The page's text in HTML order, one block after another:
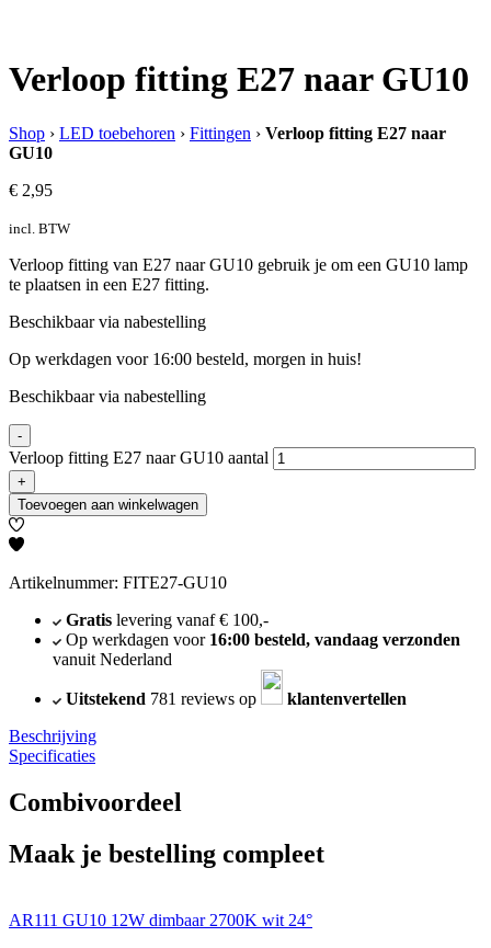
Verloop fitting E27 naar GU10
Shop › LED toebehoren › Fittingen › Verloop fitting E27 naar
GU10
€ 2,95
incl. BTW
Verloop fitting van E27 naar GU10 gebruik je om een GU10 lamp
te plaatsen in een E27 fitting.
Beschikbaar via nabestelling
Op werkdagen voor 16:00 besteld, morgen in huis!
Beschikbaar via nabestelling
-
Verloop fitting E27 naar GU10 aantal
+
Toevoegen aan winkelwagen
Artikelnummer: FITE27-GU10
Gratislevering vanaf € 100,-
Op werkdagen voor 16:00 besteld, vandaag verzonden
vanuit Nederland
Uitstekend 781 reviews op
klantenvertellen
Beschrijving
Specificaties
Combivoordeel
Maak je bestelling compleet
AR111 GU10 12W dimbaar 2700K wit 24°